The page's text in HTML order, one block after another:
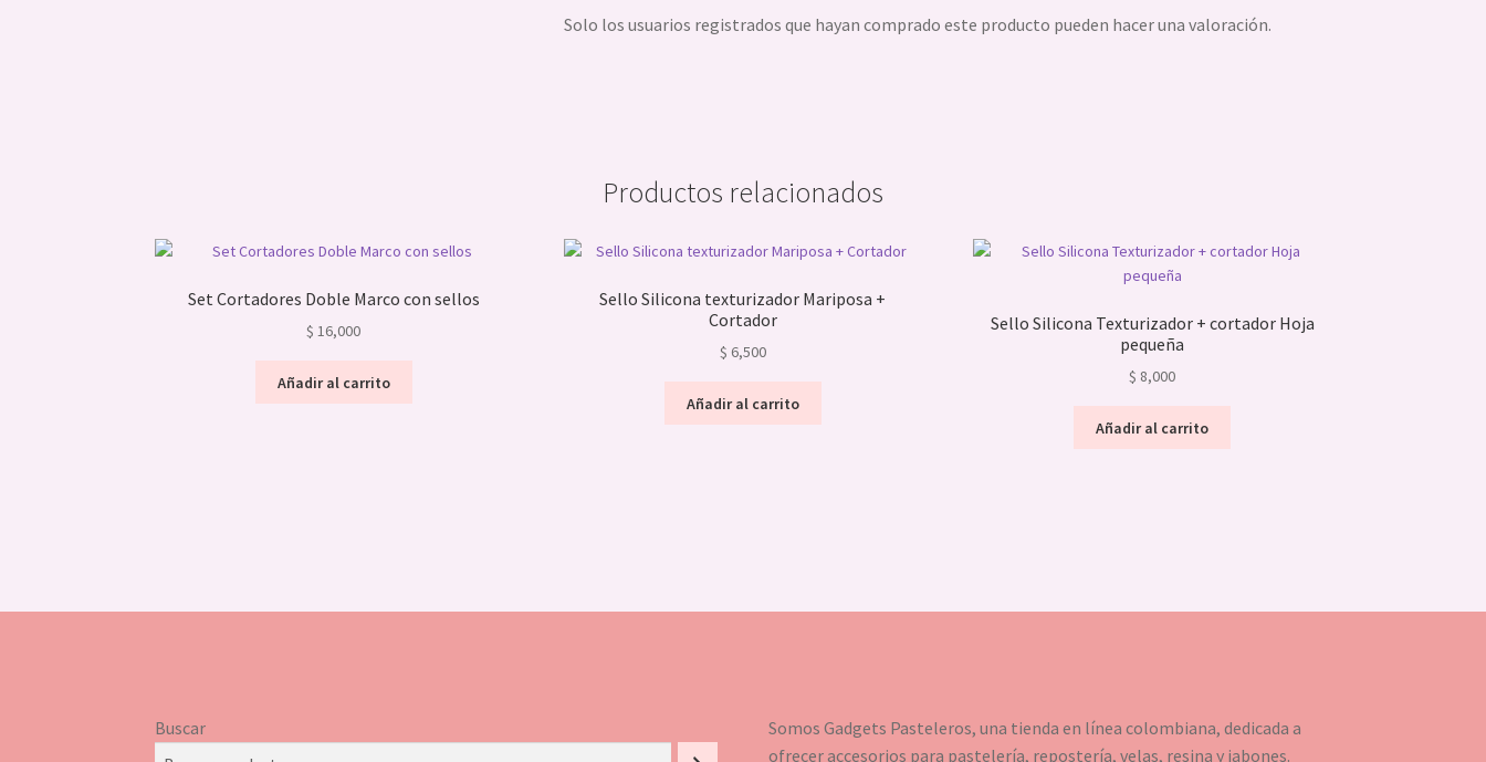
Solo los usuarios registrados que hayan comprado este producto pueden hacer una valoración.
Productos relacionados
Set Cortadores Doble Marco con sellos
$ 16,000
Añadir al carrito
Sello Silicona texturizador Mariposa +
Cortador
$ 6,500
Añadir al carrito
Sello Silicona Texturizador + cortador Hoja
pequeña
$ 8,000
Añadir al carrito
Buscar
Somos Gadgets Pasteleros, una tienda en línea colombiana, dedicada a
ofrecer accesorios para pastelería, repostería, velas, resina y jabones.